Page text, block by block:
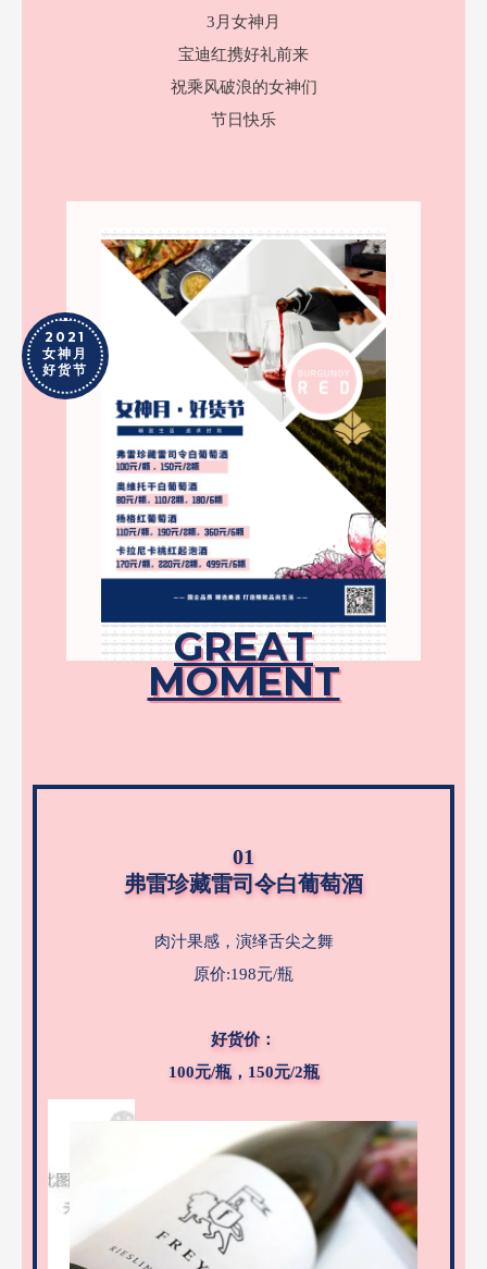
3月女神月
宝迪红携好礼前来
祝乘风破浪的女神们
节日快乐
2021
女神月
好货节
GREAT
MOMENT
01
弗雷珍藏雷司令白葡萄酒
肉汁果感，演绎舌尖之舞
原价:198元/瓶
好货价：
100元/瓶，150元/2瓶